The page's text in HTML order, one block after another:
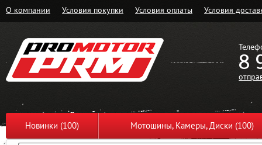
О компании Условия покупки Условия оплаты Условия
8
Новинки (100) Мотошины, Камеры, Диски (100)